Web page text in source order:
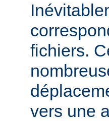
fichiers.
vers une